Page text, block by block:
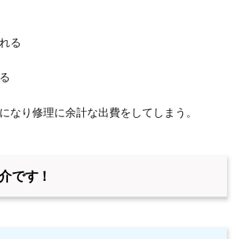
る
なり修理に余計な出費をしてしまう。
です！